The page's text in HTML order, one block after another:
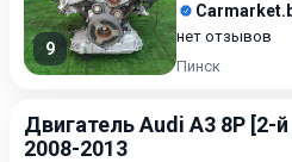
9
нет отзывов
Пинск
Двигатель Audi A3 8P [2-й
2008-2013